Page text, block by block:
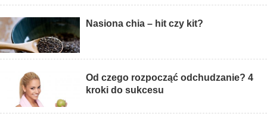
Nasiona chia – hit czy kit?
Od czego rozpocząć odchudzanie? 4
kroki do sukcesu